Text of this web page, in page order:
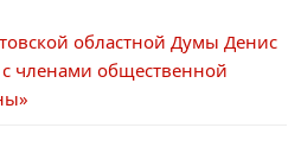
областной Думы Денис
членами общественной